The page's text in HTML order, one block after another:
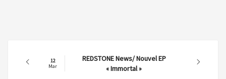
12
Mar
REDSTONE News/ Nouvel EP
« Immortal »